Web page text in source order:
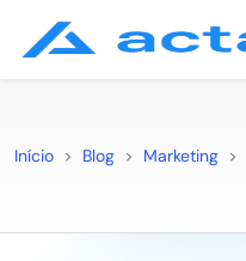
Início > Blog > Marketing >